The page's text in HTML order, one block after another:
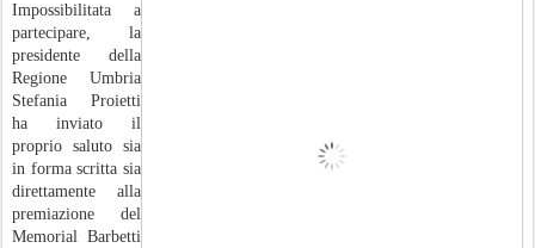
Impossibilitata a
partecipare, la
presidente della
Regione Umbria
Stefania Proietti
ha inviato il
proprio saluto sia
in forma scritta sia
direttamente alla
premiazione del
Memorial Barbetti